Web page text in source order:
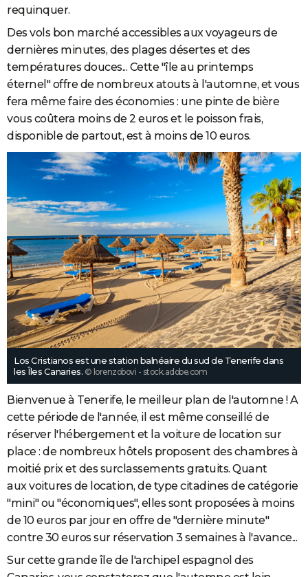
CARTE DE VOEUX
Carte de Noël
Carte Bonne année
Carte Saint-Valentin
Carte Pâques
Carte d'anniversaire
Dictionnaire
Biographies
Citations
Expressions
Proverbes
PROGRAMME TV
COPAINS D'AVANT
S'inscrire
Se connecter
Lycées
Collèges
Primaires
Universités
Entreprises
Service militaire
Avis de recherche
AVIS DE DÉCÈS
FORUM
Bricolage
Culture
Television
Voyage
requinquer.
Des vols bon marché accessibles aux voyageurs de
dernières minutes, des plages désertes et des
températures douces... Cette "île au printemps
éternel" offre de nombreux atouts à l'automne, et vous
fera même faire des économies : une pinte de bière
vous coûtera moins de 2 euros et le poisson frais,
disponible de partout, est à moins de 10 euros.
Los Cristianos est une station balnéaire du sud de Tenerife dans
les Îles Canaries. © lorenzobovi - stock.adobe.com
Bienvenue à Tenerife, le meilleur plan de l'automne ! A
cette période de l'année, il est même conseillé de
réserver l'hébergement et la voiture de location sur
place : de nombreux hôtels proposent des chambres à
moitié prix et des surclassements gratuits. Quant
aux voitures de location, de type citadines de catégorie
"mini" ou "économiques", elles sont proposées à moins
de 10 euros par jour en offre de "dernière minute"
contre 30 euros sur réservation 3 semaines à l'avance...
Sur cette grande île de l'archipel espagnol des